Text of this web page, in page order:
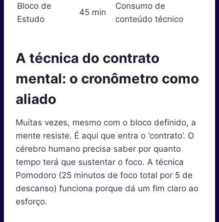
Bloco de
Estudo
45 min
Consumo de
conteúdo técnico
A técnica do contrato
mental: o cronômetro como
aliado
Muitas vezes, mesmo com o bloco definido, a
mente resiste. É aqui que entra o ‘contrato’. O
cérebro humano precisa saber por quanto
tempo terá que sustentar o foco. A técnica
Pomodoro (25 minutos de foco total por 5 de
descanso) funciona porque dá um fim claro ao
esforço.